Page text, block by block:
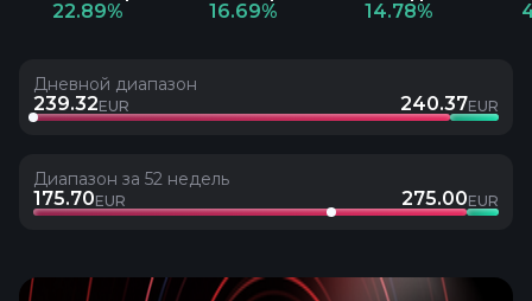
22.89%
16.69%
14.78%
Дневной диапазон
239.32EUR 240.37EUR
Диапазон за 52 недель
175.70EUR 275.00EUR